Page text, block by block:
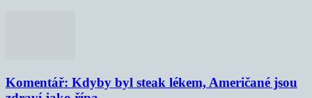
Komentář: Kdyby byl steak lékem, Američané jsou